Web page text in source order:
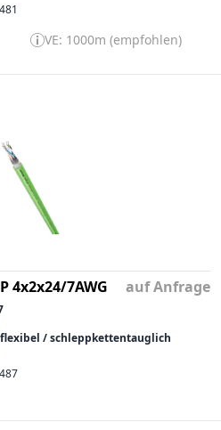
VE: 1000m (empfohlen)
4x2x24/7AWG auf Anfrage
/ schleppkettentauglich